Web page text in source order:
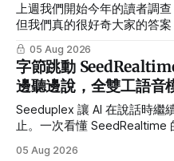
上週我們開始今年的讀者調
但我們真的很好奇大家的答案，
製造業擔任工程師的讀者分享，
們都認為用 AI 可以減少開發
發時間，因為很多事一直冒
你被認定有 AI 助手，這跟人
句最寫實的話，再怎麼會生小
阿。 我非常認同，對於需要精密打磨的任務，十個 AI 助手也
沒辦法改變「磨」這件事，
孩一樣。而這也呼應目前的調
05 Aug 2026
字節跳動
邊聽邊說，全雙工語音
Seeduplex 讓 AI 在說話時繼
止。一次看懂 SeedRealtime
05 Aug 2026